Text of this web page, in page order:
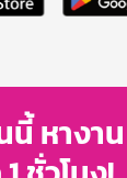
หางาน